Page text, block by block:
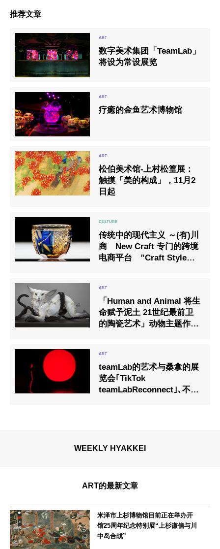
推荐文章
数字美术集团「TeamLab」
将设为常设展览
疗癒的金鱼艺术博物馆
松伯美术馆-上村松篁展：
触摸「美的构成」，11月2
日起
传统中的现代主义 ～(有)川
商 New Craft 专门的跨境
电商平台 ”Craft Style
「Human and Animal 将生
命赋予泥土 21世纪最前卫
的陶瓷艺术」动物主题作品
teamLab的艺术与桑拿的展
览会｢TikTok
teamLabReconnect｣､不停
WEEKLY HYAKKEI
ART的最新文章
米泽市上杉博物馆目前正在举办开
馆25周年纪念特别展“上杉谦信与川
中岛合战”